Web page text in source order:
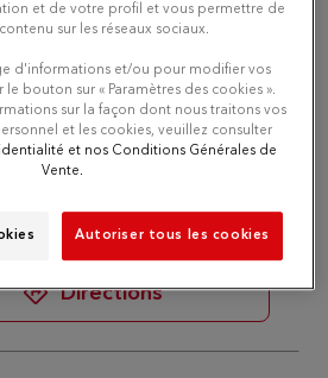
au même BELLEVILLE
DE BELLEVILLE
Number
Directions
et de votre profil et vous permettre de
sur les réseaux sociaux.
d'informations et/ou pour modifier vos
le bouton sur « Paramètres des cookies ».
sur la façon dont nous traitons vos
et les cookies, veuillez consulter
et nos Conditions Générales de
Vente.
Autoriser tous les cookies